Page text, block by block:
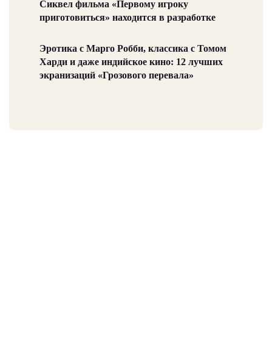
Сиквел фильма «Первому игроку
приготовиться» находится в разработке
Эротика с Марго Робби, классика с Томом
Харди и даже индийское кино: 12 лучших
экранизаций «Грозового перевала»